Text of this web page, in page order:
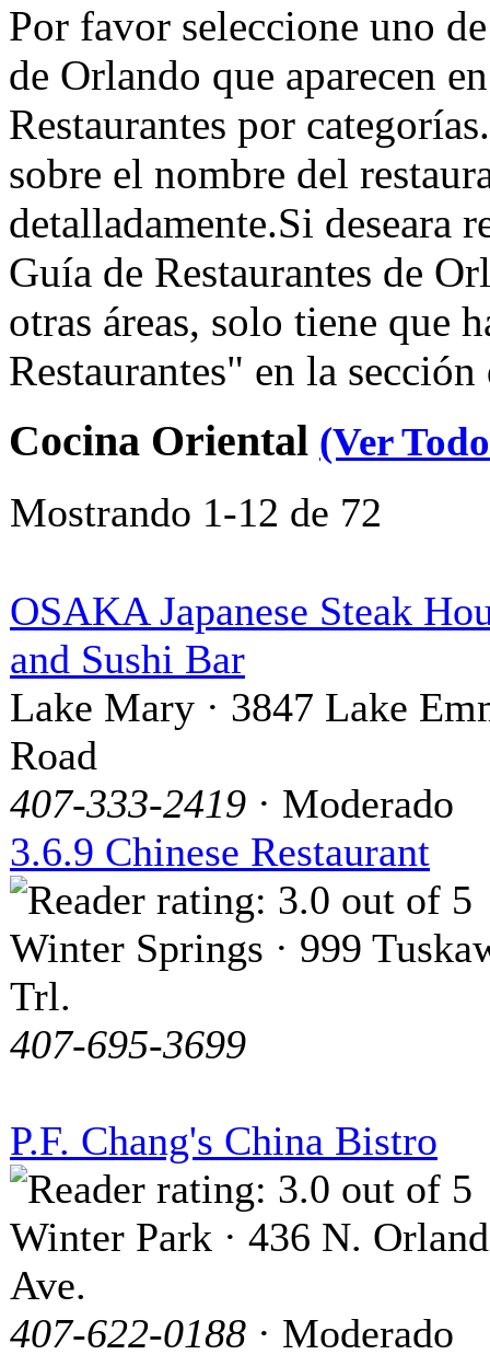
Por favor seleccione uno
de Orlando que aparecen
Restaurantes por
sobre el nombre del
detalladamente.Si deseara
Guía de Restaurantes de
otras áreas, solo tiene que
Restaurantes" en la
Cocina Oriental (Ver
Mostrando 1-12 de 72
OSAKA Japanese Steak
and Sushi Bar
Lake Mary · 3847 Lake
Road
407-333-2419 · Moderado
3.6.9 Chinese Restaurant
Winter Springs · 999
Trl.
407-695-3699
P.F. Chang's China Bistro
Winter Park · 436 N.
Ave.
407-622-0188 · Moderado